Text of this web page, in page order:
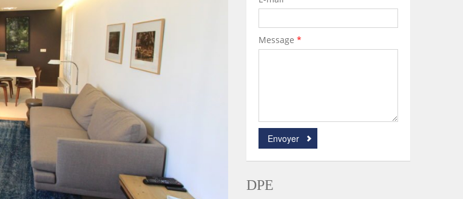
Message *
Envoyer
DPE